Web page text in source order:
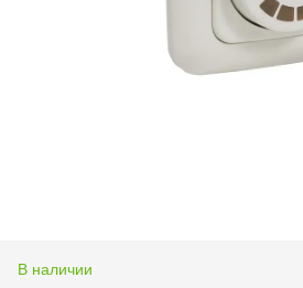
В наличии